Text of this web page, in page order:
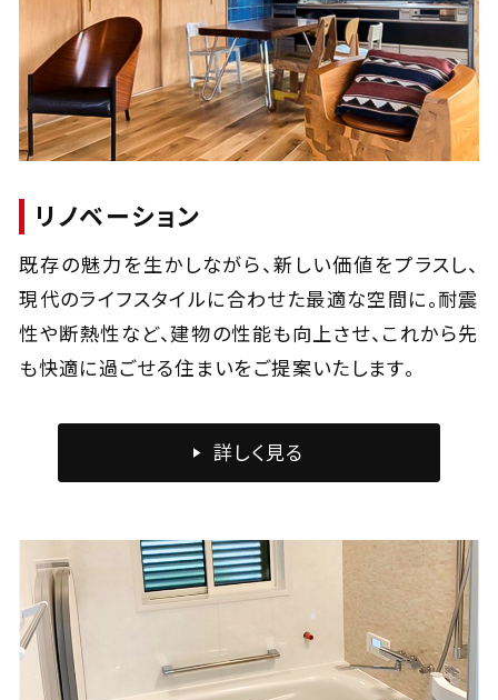
リノベーション
既存の魅力を生かしながら、新しい価値をプラスし、
現代のライフスタイルに合わせた最適な空間に。耐震
性や断熱性など、建物の性能も向上させ、これから先
も快適に過ごせる住まいをご提案いたします。
詳しく見る